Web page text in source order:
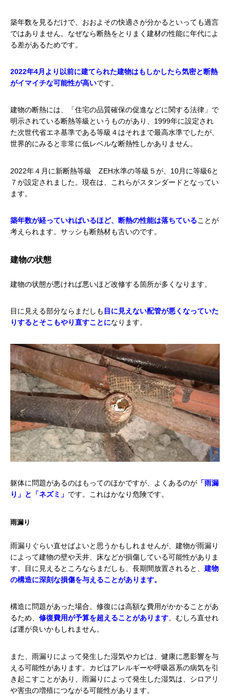
築年数を見るだけで、おおよその快適さが分かるといっても過言
ではありません。なぜなら断熱をとりまく建材の性能に年代によ
る差があるためです。
2022年4月より以前に建てられた建物はもしかしたら気密と断熱
がイマイチな可能性が高いです。
建物の断熱には、
「住宅の品質確保の促進などに関する法律」で
明示されている断熱等級というものがあり、1999年に設定され
た次世代省エネ基準である等級４はそれまで最高水準でしたが、
世界的にみると非常に低レベルな断熱性しかありません。
2022年４月に新断熱等級 ZEH水準の等級５が、10月に等級6と
７が設定されました。現在は、これらがスタンダードとなってい
ます。
築年数が経っていればいるほど、断熱の性能は落ちていることが
考えられます。サッシも断熱材も古いのです。
建物の状態
建物の状態が悪ければ悪いほど改修する箇所が多くなります。
目に見える部分ならまだしも 目に見えない配管が悪くなっていた
りするとそこもやり直すことになります。
躯体に問題があるのはもってのほかですが、よくあるのが 「雨漏
り」と「ネズミ」 です。これはかなり危険です。
雨漏り
雨漏りぐらい直せばよいと思うかもしれませんが、建物が雨漏り
によって建物の壁や天井、床などが損傷している可能性がありま
す。目に見えるところならまだしも、長期間放置されると、 建物
の構造に深刻な損傷を与えることがあります。
構造に問題があった場合、修復には高額な費用がかかることがあ
るため、 修復費用が予算を超えることがあります。むしろ直せれ
ば運が良いかもしれません。
また、雨漏りによって発生した湿気やカビは、健康に悪影響を与
える可能性があります。カビはアレルギーや呼吸器系の病気を引
き起こすことがあり、雨漏りによって発生した湿気は、シロアリ
や害虫の増殖につながる可能性があります。